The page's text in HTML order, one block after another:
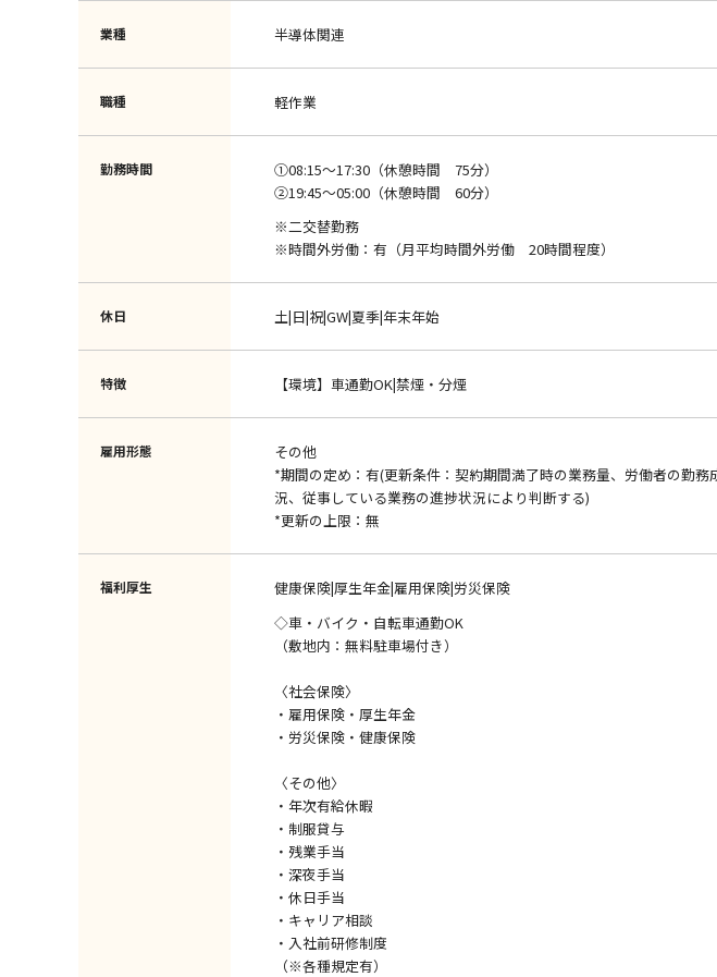
業種 半導体関連
職種 軽作業
勤務時間
①08:15～17:30（休憩時間 75分）
②19:45～05:00（休憩時間 60分）
※二交替勤務
※時間外労働：有（月平均時間外労働 20時間程度）
休日 土|日|祝|GW|夏季|年末年始
特徴 【環境】車通勤OK|禁煙・分煙
雇用形態
その他
*期間の定め：有(更新条件：契約期間満了時の業務量、労働者の勤
況、従事している業務の進捗状況により判断する)
*更新の上限：無
福利厚生
健康保険|厚生年金|雇用保険|労災保険
◇車・バイク・自転車通勤OK
（敷地内：無料駐車場付き）
〈社会保険〉
・雇用保険・厚生年金
・労災保険・健康保険
〈その他〉
・年次有給休暇
・制服貸与
・残業手当
・深夜手当
・休日手当
・キャリア相談
・入社前研修制度
（※各種規定有）